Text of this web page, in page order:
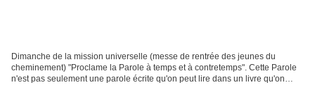
Dimanche de la mission universelle (messe de rentrée des jeunes du
cheminement) "Proclame la Parole à temps et à contretemps". Cette Parole
n'est pas seulement une parole écrite qu'on peut lire dans un livre qu'on